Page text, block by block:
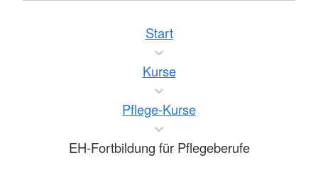
Start
Kurse
Pflege-Kurse
EH-Fortbildung für Pflegeberufe